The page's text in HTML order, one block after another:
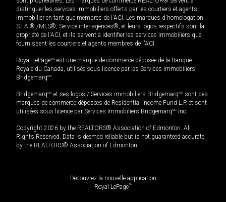
distinguer les services immobiliers offerts par les courtiers et agents
immobilier en tant que membres de l'ACI. Les marques d'homologation
S.I.A.® /MLS®, Service inter-agences®, et leurs logos respectifs sont la
propriété de l'ACI, et ils servent à identifier les services immobiliers que
fournissent les courtiers et agents membres de l'ACI.
Royal LePageMD est une marque de commerce déposée de la Banque
Royale du Canada, utilisée sous licence par les Services immobiliers
BridgemarqMD.
BridgemarqMD et ses logos / Services immobiliers BridgemarqMD sont des
marques de commerce déposées de Residential Income Fund L.P. et sont
utilisées sous licence par Services immobiliers BridgemarqMD Inc.
Copyright 2026 by the REALTORS® Association of Edmonton. All
Rights Reserved. Data is deemed reliable but is not guaranteed accurate
by the REALTORS® Association of Edmonton.
Découvrez la nouvelle application
Royal LePageMD